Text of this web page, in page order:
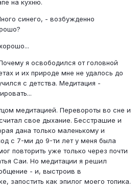
на кухню.
синего, - возбужденно
я освободился от головной
и их природе мне не удалось до
с детства. Медитация -
медитацией. Перевороты во сне и
свое дыхание. Бесстрашие и
дана только маленькому и
с 7-ми до 9-ти лет у меня была
повторить уже только через почти
Саи. Но медитации я решил
- и, выстроив в
запостить как эпилог моего топика.